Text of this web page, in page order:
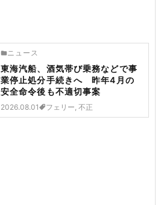
ニュース
東海汽船、酒気帯び乗務などで事
業停止処分手続きへ 昨年4月の
安全命令後も不適切事案
2026.08.01 フェリー, 不正